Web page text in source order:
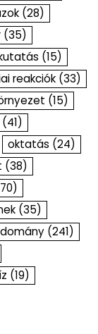
(28)
(35)
(15)
reakciók (33)
(15)
(41)
oktatás (24)
(38)
(35)
(241)
(19)